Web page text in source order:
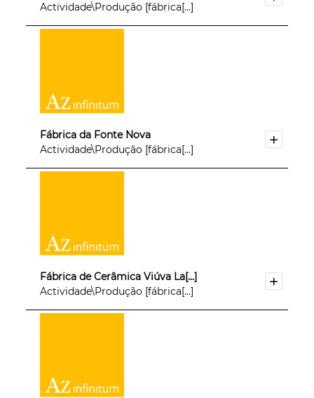
Actividade\Produção [fábrica[...]
Fábrica da Fonte Nova
Actividade\Produção [fábrica[...]
Fábrica de Cerâmica Viúva La[...]
Actividade\Produção [fábrica[...]